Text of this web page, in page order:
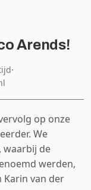
Arends!
·
op onze
We
waarbij de
werden,
Karin van der